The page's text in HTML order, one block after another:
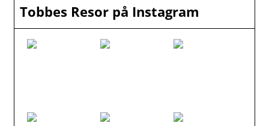
Tobbes Resor på Instagram